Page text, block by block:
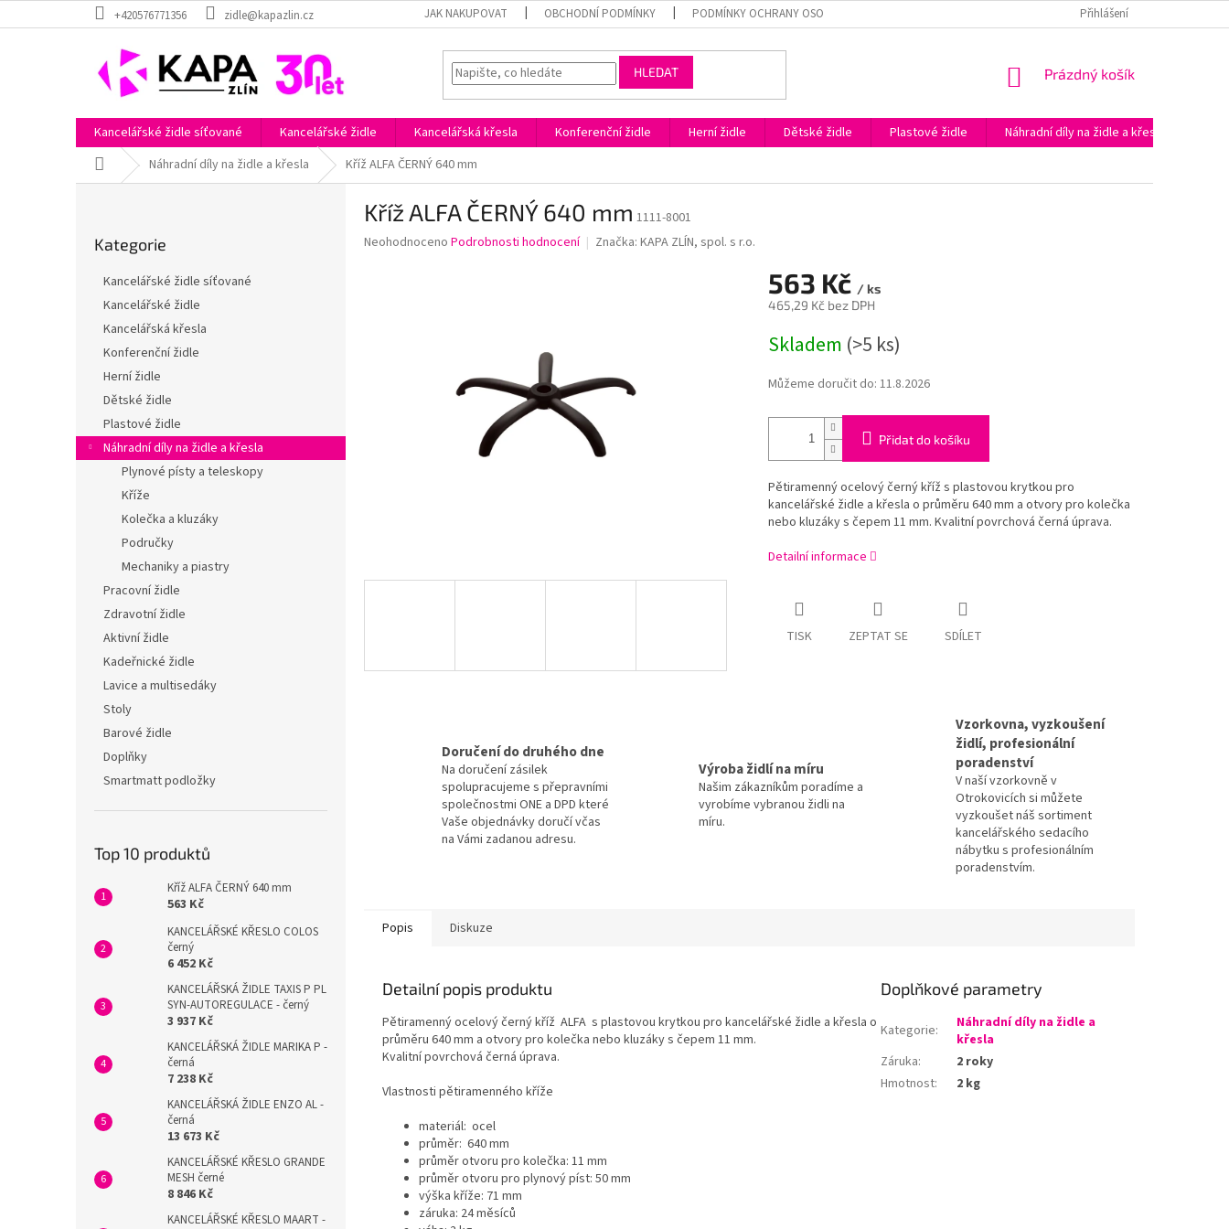
na
+420576771356 zidle@kapazlin.cz JAK NAKUPOVAT OBCHODNÍ PODMÍNKY PODMÍNKY OCHRANY OSOBNÍCH ÚDAJŮ PODĚKOVÁNÍ ZA NÁKUP V E-SHOPU KAPAZIDLE.CZ
Přihlášení
HLEDAT
NÁKUPNÍ
Prázdný košík
Kancelářské židle síťované Kancelářské židle Kancelářská křesla Konferenční židle Herní židle Dětské židle Plastové židle Náhradní díly na židle a křesla
Domů Náhradní díly na židle a křesla Kříž ALFA ČERNÝ 640 mm
e
l
kategorie
Kategorie
Kancelářské židle síťované
Kancelářské židle
Kancelářská křesla
Konferenční židle
Herní židle
Dětské židle
Plastové židle
Náhradní díly na židle a křesla
Plynové písty a teleskopy
Kříže
Kolečka a kluzáky
Područky
Mechaniky a piastry
Pracovní židle
Zdravotní židle
Aktivní židle
Kadeřnické židle
Lavice a multisedáky
Stoly
Barové židle
Doplňky
Smartmatt podložky
Top 10 produktů
Kříž ALFA ČERNÝ 640 mm
563 Kč
KANCELÁŘSKÉ KŘESLO COLOS
černý
6 452 Kč
KANCELÁŘSKÁ ŽIDLE TAXIS P PL
SYN-AUTOREGULACE - černý
3 937 Kč
KANCELÁŘSKÁ ŽIDLE MARIKA P -
černá
7 238 Kč
KANCELÁŘSKÁ ŽIDLE ENZO AL -
černá
13 673 Kč
KANCELÁŘSKÉ KŘESLO GRANDE
MESH černé
8 846 Kč
KANCELÁŘSKÉ KŘESLO MAART -
Kříž ALFA ČERNÝ 640 mm 1111-8001
Průměrné
Neohodnoceno Podrobnosti hodnocení Značka: KAPA ZLÍN, spol. s r.o.
563 Kč / ks
465,29 Kč bez DPH
cena:
Skladem (>5 ks)
Můžeme doručit do: 11.8.2026
Přidat do košíku
Pětiramenný ocelový černý kříž s plastovou krytkou pro
kancelářské židle a křesla o průměru 640 mm a otvory pro kolečka
nebo kluzáky s čepem 11 mm. Kvalitní povrchová černá úprava.
Detailní informace
TISK ZEPTAT SE SDÍLET
Doručení do druhého dne
Na doručení zásilek
spolupracujeme s přepravními
společnostmi ONE a DPD které
Vaše objednávky doručí včas
na Vámi zadanou adresu.
Výroba židlí na míru
Našim zákazníkům poradíme a
vyrobíme vybranou židli na
míru.
Vzorkovna, vyzkoušení
židlí, profesionální
poradenství
V naší vzorkovně v
Otrokovicích si můžete
vyzkoušet náš sortiment
kancelářského sedacího
nábytku s profesionálním
poradenstvím.
Popis Diskuze
Detailní popis produktu
Pětiramenný ocelový černý kříž ALFA s plastovou krytkou pro kancelářské židle a křesla o
průměru 640 mm a otvory pro kolečka nebo kluzáky s čepem 11 mm.
Kvalitní povrchová černá úprava.
Vlastnosti pětiramenného kříže
materiál: ocel
průměr: 640 mm
průměr otvoru pro kolečka: 11 mm
průměr otvoru pro plynový píst: 50 mm
výška kříže: 71 mm
záruka: 24 měsíců
Doplňkové parametry
Kategorie:
Náhradní díly na židle a
křesla
Záruka:
2 roky
Hmotnost: 2 kg